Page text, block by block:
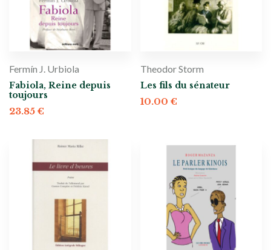
Fermín J. Urbiola
Fabiola, Reine depuis
toujours
23.85 €
Theodor Storm
Les fils du sénateur
10.00 €